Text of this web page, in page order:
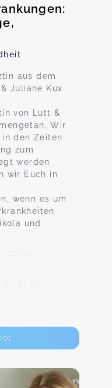
aus dem
Juliane Kux
von Lütt &
Wir
den Zeiten
zum
werden
wir Euch in
wenn es um
und
22589
hat noch